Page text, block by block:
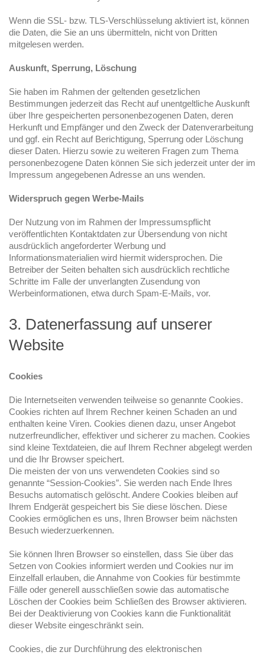
Wenn die SSL- bzw. TLS-Verschlüsselung aktiviert ist, können
die Daten, die Sie an uns übermitteln, nicht von Dritten
mitgelesen werden.
Auskunft, Sperrung, Löschung
Sie haben im Rahmen der geltenden gesetzlichen
Bestimmungen jederzeit das Recht auf unentgeltliche Auskunft
über Ihre gespeicherten personenbezogenen Daten, deren
Herkunft und Empfänger und den Zweck der Datenverarbeitung
und ggf. ein Recht auf Berichtigung, Sperrung oder Löschung
dieser Daten. Hierzu sowie zu weiteren Fragen zum Thema
personenbezogene Daten können Sie sich jederzeit unter der im
Impressum angegebenen Adresse an uns wenden.
Widerspruch gegen Werbe-Mails
Der Nutzung von im Rahmen der Impressumspflicht
veröffentlichten Kontaktdaten zur Übersendung von nicht
ausdrücklich angeforderter Werbung und
Informationsmaterialien wird hiermit widersprochen. Die
Betreiber der Seiten behalten sich ausdrücklich rechtliche
Schritte im Falle der unverlangten Zusendung von
Werbeinformationen, etwa durch Spam-E-Mails, vor.
3. Datenerfassung auf unserer
Website
Cookies
Die Internetseiten verwenden teilweise so genannte Cookies.
Cookies richten auf Ihrem Rechner keinen Schaden an und
enthalten keine Viren. Cookies dienen dazu, unser Angebot
nutzerfreundlicher, effektiver und sicherer zu machen. Cookies
sind kleine Textdateien, die auf Ihrem Rechner abgelegt werden
und die Ihr Browser speichert.
Die meisten der von uns verwendeten Cookies sind so
genannte “Session-Cookies”. Sie werden nach Ende Ihres
Besuchs automatisch gelöscht. Andere Cookies bleiben auf
Ihrem Endgerät gespeichert bis Sie diese löschen. Diese
Cookies ermöglichen es uns, Ihren Browser beim nächsten
Besuch wiederzuerkennen.
Sie können Ihren Browser so einstellen, dass Sie über das
Setzen von Cookies informiert werden und Cookies nur im
Einzelfall erlauben, die Annahme von Cookies für bestimmte
Fälle oder generell ausschließen sowie das automatische
Löschen der Cookies beim Schließen des Browser aktivieren.
Bei der Deaktivierung von Cookies kann die Funktionalität
dieser Website eingeschränkt sein.
Cookies, die zur Durchführung des elektronischen